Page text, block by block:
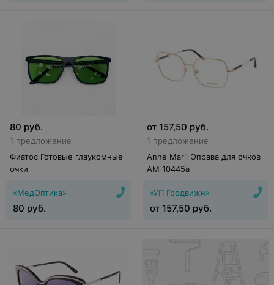
80 руб.
1 предложение
Фиатос Готовые глаукомные
очки
«МедОптика»
80 руб.
от 157,50 руб.
1 предложение
Anne Marii Оправа для очков
AM 10445a
«УП Гродвижн»
от 157,50 руб.